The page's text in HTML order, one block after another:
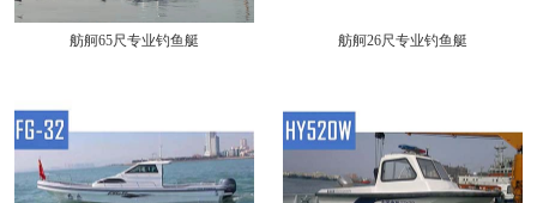
舫舸65尺专业钓鱼艇 舫舸26尺专业钓鱼艇